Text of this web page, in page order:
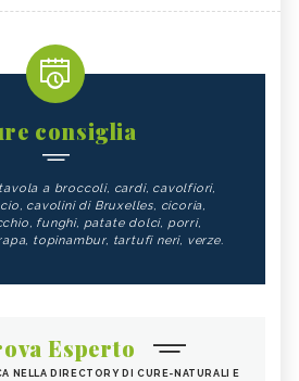
consiglia
a broccoli, cardi, cavolfiori,
cavolini di Bruxelles, cicoria,
funghi, patate dolci, porri,
topinambur, tartufi neri, verze.
Esperto
NELLA DIRECTORY DI CURE-NATURALI E